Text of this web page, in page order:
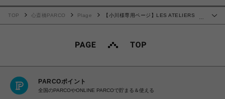
TOP 心斎橋PARCO Plage
【小川様専用ページ】LES ATELIERS
PARCOポイント
全国のPARCOやONLINE PARCOで貯まる＆使える